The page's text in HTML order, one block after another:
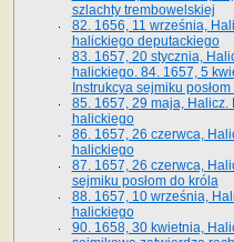
szlachty trembowelskiej
82. 1656, 11 września,
halickiego deputackiego
83. 1657, 20 stycznia,
halickiego. 84. 1657, 5
Instrukcya sejmiku
85. 1657, 29 maja, Halicz.
halickiego
86. 1657, 26 czerwca,
halickiego
87. 1657, 26 czerwca,
sejmiku posłom do króla
88. 1657, 10 września,
halickiego
90. 1658, 30 kwietnia,